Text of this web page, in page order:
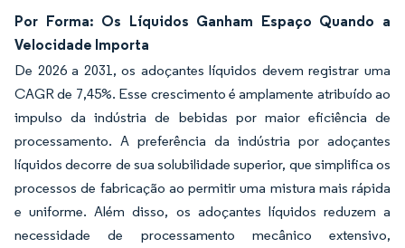
Por Forma: Os Líquidos Ganham Espaço Quando a
Velocidade Importa
De 2026 a 2031, os adoçantes líquidos devem registrar uma
CAGR de 7,45%. Esse crescimento é amplamente atribuído ao
impulso da indústria de bebidas por maior eficiência de
processamento. A preferência da indústria por adoçantes
líquidos decorre de sua solubilidade superior, que simplifica os
processos de fabricação ao permitir uma mistura mais rápida
e uniforme. Além disso, os adoçantes líquidos reduzem a
necessidade de processamento mecânico extensivo,